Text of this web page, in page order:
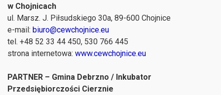
w Chojnicach
ul. Marsz. J. Piłsudskiego 30a, 89-600 Chojnice
e-mail: biuro@cewchojnice.eu
tel. +48 52 33 44 450, 530 766 445
strona internetowa: www.cewchojnice.eu
PARTNER – Gmina Debrzno / Inkubator
Przedsiębiorczości Cierznie